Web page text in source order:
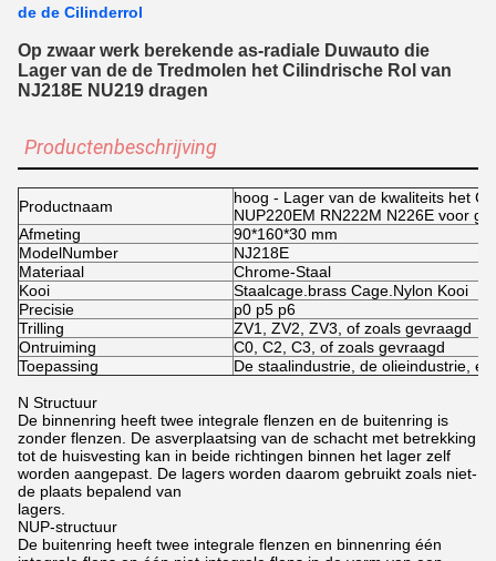
de de Cilinderrol
Op zwaar werk berekende as-radiale Duwauto die
Lager van de de Tredmolen het Cilindrische Rol van
NJ218E NU219 dragen
Productenbeschrijving
Productnaam
hoog - Lager van de kwaliteits het
NUP220EM RN222M N226E voor
Afmeting
90*160*30 mm
ModelNumber
NJ218E
Materiaal
Chrome-Staal
Kooi
Staalcage.brass Cage.Nylon Kooi
Precisie
p0 p5 p6
Trilling
ZV1, ZV2, ZV3, of zoals gevraagd
Ontruiming
C0, C2, C3, of zoals gevraagd
Toepassing
De staalindustrie, de olieindustrie,
N Structuur
De binnenring heeft twee integrale flenzen en de buitenring is
zonder flenzen. De asverplaatsing van de schacht met betrekking
tot de huisvesting kan in beide richtingen binnen het lager zelf
worden aangepast. De lagers worden daarom gebruikt zoals niet-
de plaats bepalend van
lagers.
NUP-structuur
De buitenring heeft twee integrale flenzen en binnenring één